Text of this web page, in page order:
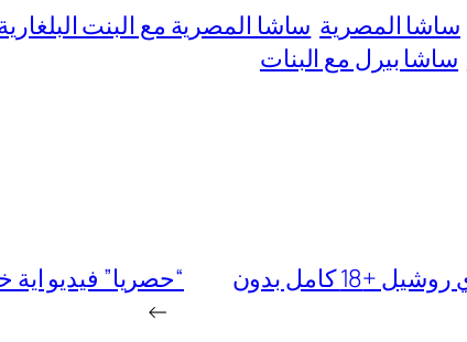
ساشا المصرية ساشا المصرية مع البنت
ساشا بيرل مع البنات
“ناااار” فيديو الفالنتين فيلم ساشا بيرل وماري روشيل +18 كامل بدون
“حصريا” فيديو اية خلف مع
→